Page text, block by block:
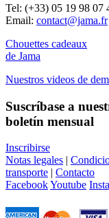
Tel: (+33) 05 19 98 07
Email: contact@jama.fr
Chouettes cadeaux
de Jama
Nuestros videos de
Suscríbase a
boletín mensual
Inscribirse
Notas legales |
transporte | Contacto
FacebookYoutube